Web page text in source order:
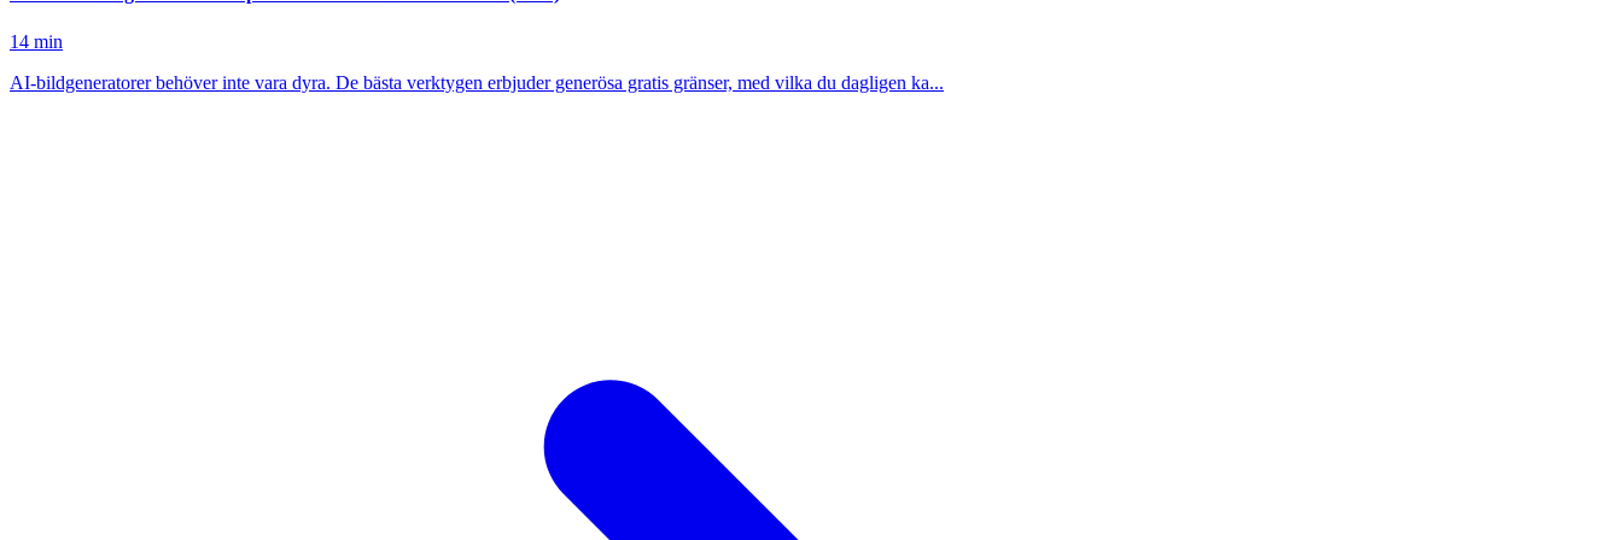
14 min
AI-bildgeneratorer behöver inte vara dyra. De bästa verktygen erbjuder generösa gratis gränser, med vilka du dagligen ka...